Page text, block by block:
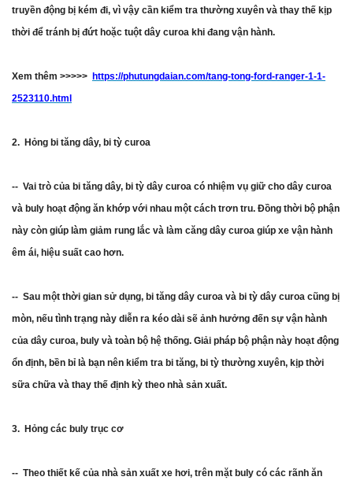
truyền động bị kém đi, vì vậy cần kiểm tra thường xuyên và thay thế kịp
thời để tránh bị đứt hoặc tuột dây curoa khi đang vận hành.
Xem thêm >>>>> https://phutungdaian.com/tang-tong-ford-ranger-1-1-
2523110.html
2. Hỏng bi tăng dây, bi tỳ curoa
-- Vai trò của bi tăng dây, bi tỳ dây curoa có nhiệm vụ giữ cho dây curoa
và buly hoạt động ăn khớp với nhau một cách trơn tru. Đồng thời bộ phận
này còn giúp làm giảm rung lắc và làm căng dây curoa giúp xe vận hành
êm ái, hiệu suất cao hơn.
-- Sau một thời gian sử dụng, bi tăng dây curoa và bi tỳ dây curoa cũng bị
mòn, nếu tình trạng này diễn ra kéo dài sẽ ảnh hưởng đến sự vận hành
của dây curoa, buly và toàn bộ hệ thống. Giải pháp bộ phận này hoạt động
ổn định, bền bỉ là bạn nên kiểm tra bi tăng, bi tỳ thường xuyên, kịp thời
sữa chữa và thay thế định kỳ theo nhà sản xuất.
3. Hỏng các buly trục cơ
-- Theo thiết kế của nhà sản xuất xe hơi, trên mặt buly có các rãnh ăn